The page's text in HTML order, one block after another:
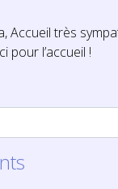
Accueil très
pour l’accueil !